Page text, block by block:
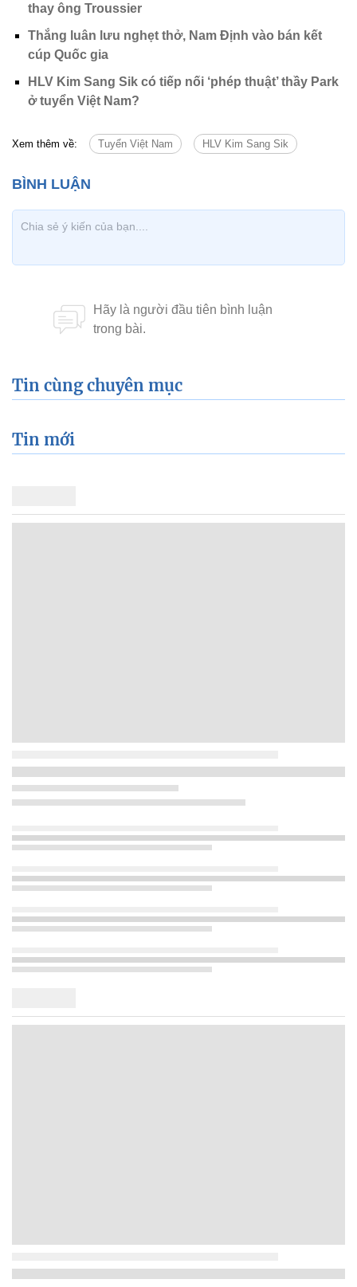
thay ông Troussier
Thắng luân lưu nghẹt thở, Nam Định vào bán kết
cúp Quốc gia
HLV Kim Sang Sik có tiếp nối ‘phép thuật’ thầy Park
ở tuyển Việt Nam?
Xem thêm về: Tuyển Việt Nam HLV Kim Sang Sik
Tin cùng chuyên mục
Tin mới